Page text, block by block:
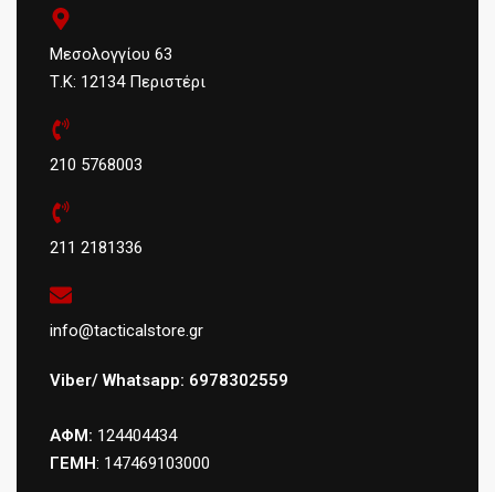
Μεσολογγίου 63
Τ.Κ: 12134 Περιστέρι
210 5768003
211 2181336
info@tacticalstore.gr
Viber/ Whatsapp: 6978302559
ΑΦΜ: 124404434
ΓΕΜΗ: 147469103000